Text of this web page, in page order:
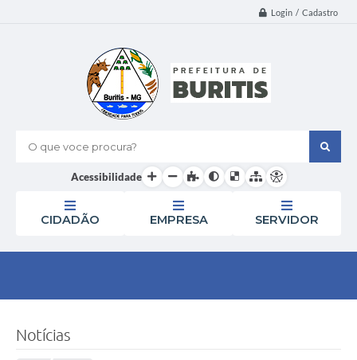
Login / Cadastro
O que voce procura?
Acessibilidade
CIDADÃO EMPRESA SERVIDOR
Notícias